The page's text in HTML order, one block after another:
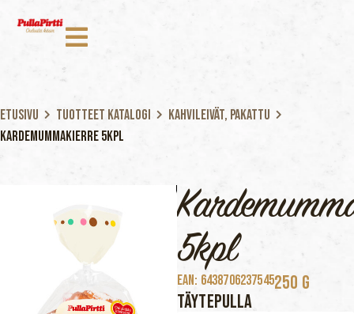
Etusivu Tuotteet katalogi
Kahvileivät, Pakattu
Kardemummakierre 5kpl
5kpl
EAN: 6438706237545250 G
TÄYTEPULLA